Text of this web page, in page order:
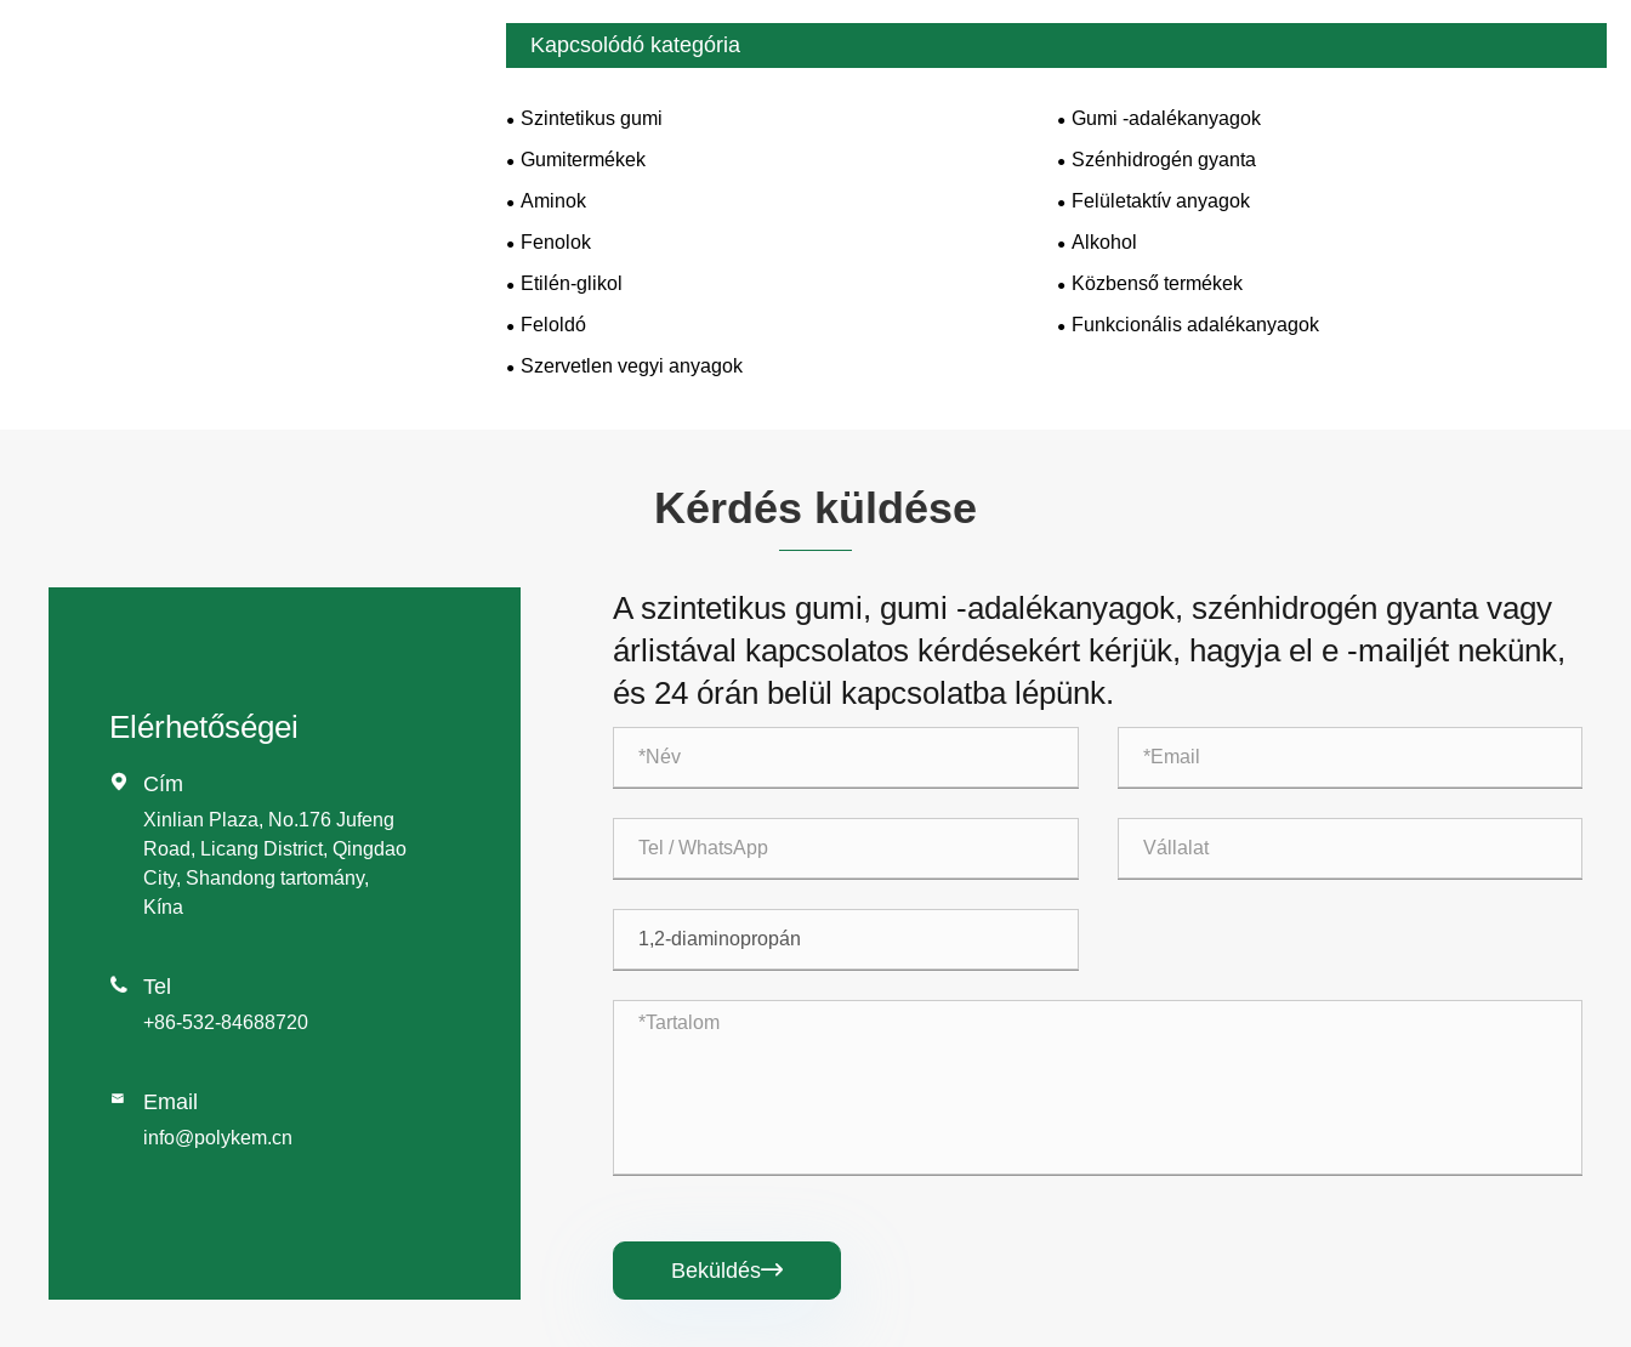
Kapcsolódó kategória
Szintetikus gumi
Gumi -adalékanyagok
Gumitermékek
Szénhidrogén gyanta
Aminok
Felületaktív anyagok
Fenolok
Alkohol
Etilén-glikol
Közbenső termékek
Feloldó
Funkcionális adalékanyagok
Szervetlen vegyi anyagok
Kérdés küldése
Elérhetőségei
 Cím
Xinlian Plaza, No.176 Jufeng
Road, Licang District, Qingdao
City, Shandong tartomány,
Kína
 Tel
+86-532-84688720
 Email
info@polykem.cn
A szintetikus gumi, gumi -adalékanyagok, szénhidrogén gyanta vagy
árlistával kapcsolatos kérdésekért kérjük, hagyja el e -mailjét nekünk,
és 24 órán belül kapcsolatba lépünk.
Beküldés